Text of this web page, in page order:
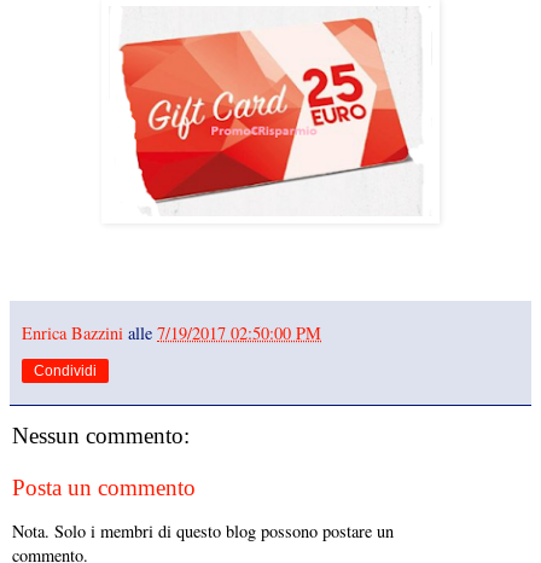
Enrica Bazzini alle 7/19/2017 02:50:00 PM
Condividi
Nessun commento:
Posta un commento
Nota. Solo i membri di questo blog possono postare un
commento.